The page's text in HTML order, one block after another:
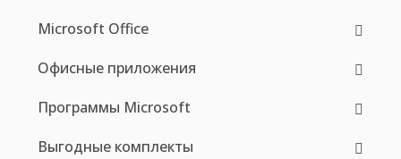
Microsoft Office
Офисные приложения
Программы Microsoft
Выгодные комплекты